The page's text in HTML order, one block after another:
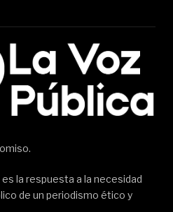
la respuesta a la necesidad
de un periodismo ético y